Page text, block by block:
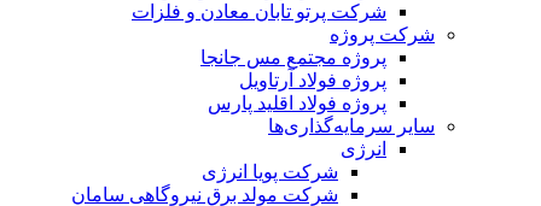
شرکت پرتو تابان معادن و فلزات
شرکت پروژه
پروژه مجتمع مس جانجا
پروژه فولاد آرتاویل
پروژه فولاد اقلید پارس
سایر سرمایه‌گذاری‌ها
انرژی
شرکت پویا انرژی
شرکت مولد برق نیروگاهی سامان